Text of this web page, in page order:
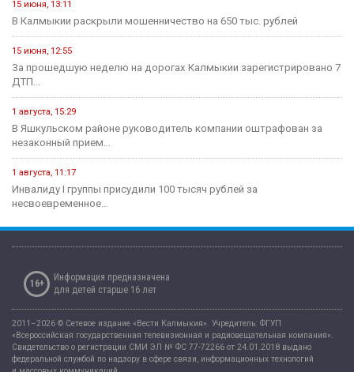
В рамках недели профилактики аллергических заболеваний в
регионе прошли...
12 мая, 08:07
Сегодня - Международный день медицинской сестры.
1 августа, 09:57
В Калмыкии приступили к новому этапу проекта «Будь здоров!»
Экономика
15 июня, 10:52
В Калмыкии проекты инициативного бюджетирования в этом году
31 марта, 16:35
Антрацитовский...
29 марта, 15:03
Годовая инфляция в Калмыкии в феврале ускорилась до 10,4...
2 декабря, 12:58